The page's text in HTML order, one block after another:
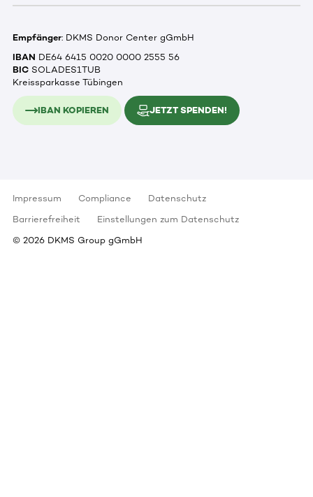
Empfänger: DKMS Donor Center gGmbH
IBAN DE64 6415 0020 0000 2555 56
BIC SOLADES1TUB
Kreissparkasse Tübingen
IBAN KOPIEREN JETZT SPENDEN!
Impressum Compliance
Datenschutz
Barrierefreiheit
Einstellungen zum Datenschutz
© 2026 DKMS Group gGmbH